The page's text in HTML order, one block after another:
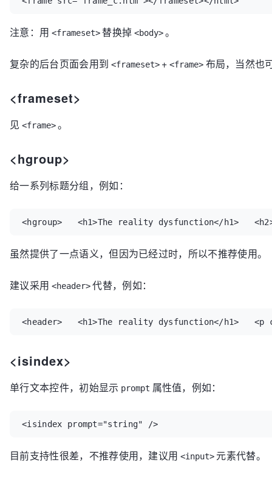
注意：用 <frameset> 替换掉 <body> 。
复杂的后台页面会用到 <frameset> + <frame> 布局，当然也
<frameset>
见 <frame> 。
<hgroup>
给一系列标题分组，例如：
<hgroup>   <h1>The reality dysfunction</h1>
虽然提供了一点语义，但因为已经过时，所以不推荐使用。
建议采用 <header> 代替，例如：
<header>   <h1>The reality dysfunction</h1>
<isindex>
单行文本控件，初始显示 prompt 属性值，例如：
<isindex prompt="string" />
目前支持性很差，不推荐使用，建议用 <input> 元素代替。